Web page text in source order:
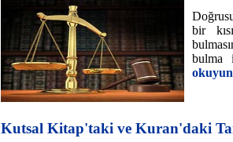
bir
bulma
Kutsal Kitap'taki ve Kuran'daki